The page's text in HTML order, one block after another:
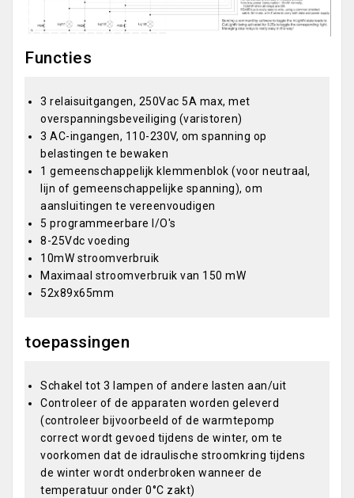
Functies
3 relaisuitgangen, 250Vac 5A max, met
overspanningsbeveiliging (varistoren)
3 AC-ingangen, 110-230V, om spanning op
belastingen te bewaken
1 gemeenschappelijk klemmenblok (voor neutraal,
lijn of gemeenschappelijke spanning), om
aansluitingen te vereenvoudigen
5 programmeerbare I/O's
8-25Vdc voeding
10mW stroomverbruik
Maximaal stroomverbruik van 150 mW
52x89x65mm
toepassingen
Schakel tot 3 lampen of andere lasten aan/uit
Controleer of de apparaten worden geleverd
(controleer bijvoorbeeld of de warmtepomp
correct wordt gevoed tijdens de winter, om te
voorkomen dat de idraulische stroomkring tijdens
de winter wordt onderbroken wanneer de
temperatuur onder 0°C zakt)